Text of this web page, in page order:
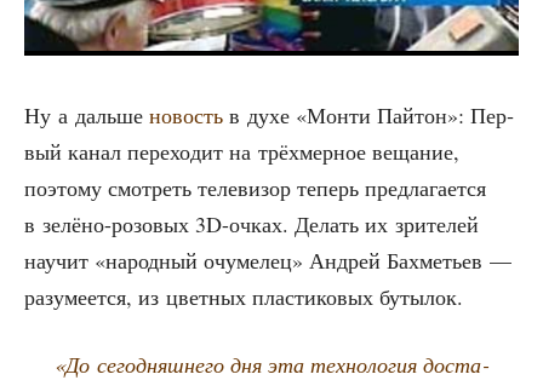
Ну а даль­ше новость в духе «Мон­ти Пай­тон»: Пер­
вый канал пере­хо­дит на трёх­мер­ное веща­ние,
поэто­му смот­реть теле­ви­зор теперь пред­ла­га­ет­ся
в зелё­но-розо­вых 3D-очках. Делать их зри­те­лей
научит «народ­ный очу­ме­лец» Андрей Бах­ме­тьев —
разу­ме­ет­ся, из цвет­ных пла­сти­ко­вых бутылок.
«До сего­дняш­не­го дня эта тех­но­ло­гия доста­